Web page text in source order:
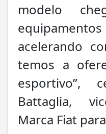
modelo
acelerando
temos a
esportivo”,
Battaglia,
Marca Fiat